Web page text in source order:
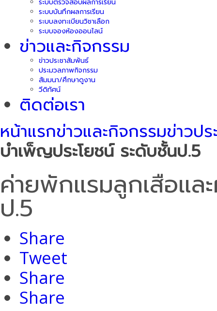
ระบบตรวจสอบผลการเรียน
ระบบบันทึกผลการเรียน
ระบบลงทะเบียนวิชาเลือก
ระบบจองห้องออนไลน์
ข่าวและกิจกรรม
ข่าวประชาสัมพันธ์
ประมวลภาพกิจกรรม
สัมมนา/ศึกษาดูงาน
วีดิทัศน์
ติดต่อเรา
หน้าแรกข่าวและกิจกรรมข่าวป
บำเพ็ญประโยชน์ ระดับชั้นป.5
ค่ายพักแรมลูกเสือแล
ป.5
Share
Tweet
Share
Share